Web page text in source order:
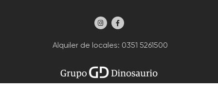
Alquiler de locales: 0351 5261500